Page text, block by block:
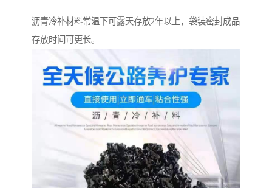
沥青冷补材料常温下可露天存放2年以上，袋装密封成品
存放时间可更长。